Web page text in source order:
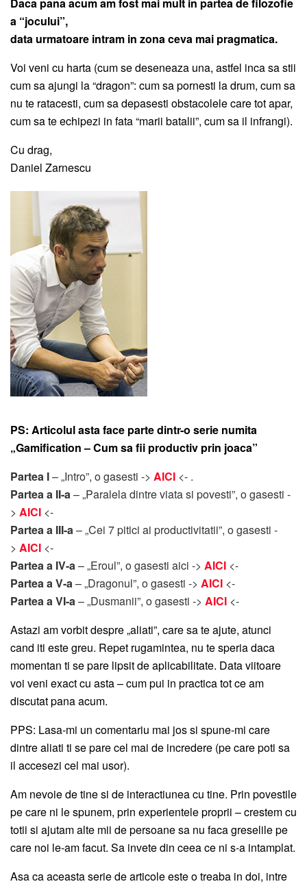
Daca pana acum am fost mai mult in partea de filozofie
a “jocului”,
data urmatoare intram in zona ceva mai pragmatica.
Voi veni cu harta (cum se deseneaza una, astfel inca sa stii
cum sa ajungi la “dragon”: cum sa pornesti la drum, cum sa
nu te ratacesti, cum sa depasesti obstacolele care tot apar,
cum sa te echipezi in fata “marii batalii”, cum sa il infrangi).
Cu drag,
Daniel Zarnescu
PS: Articolul asta face parte dintr-o serie numita
„Gamification – Cum sa fii productiv prin joaca”
Partea I– „Intro”, o gasesti -> AICI <- .
Partea a II-a– „Paralela dintre viata si povesti”, o gasesti -
> AICI <-
Partea a III-a– „Cei 7 pitici ai productivitatii”, o gasesti -
> AICI <-
Partea a IV-a– „Eroul”, o gasesti aici -> AICI <-
Partea a V-a– „Dragonul”, o gasesti -> AICI <-
Partea a VI-a– „Dusmanii”, o gasesti -> AICI <-
Astazi am vorbit despre „aliati”, care sa te ajute, atunci
cand iti este greu. Repet rugamintea, nu te speria daca
momentan ti se pare lipsit de aplicabilitate. Data viitoare
voi veni exact cu asta – cum pui in practica tot ce am
discutat pana acum.
PPS: Lasa-mi un comentariu mai jos si spune-mi care
dintre aliati ti se pare cel mai de incredere (pe care poti sa
il accesezi cel mai usor).
Am nevoie de tine si de interactiunea cu tine. Prin povestile
pe care ni le spunem, prin experientele proprii – crestem cu
totii si ajutam alte mii de persoane sa nu faca greselile pe
care noi le-am facut. Sa invete din ceea ce ni s-a intamplat.
Asa ca aceasta serie de articole este o treaba in doi, intre